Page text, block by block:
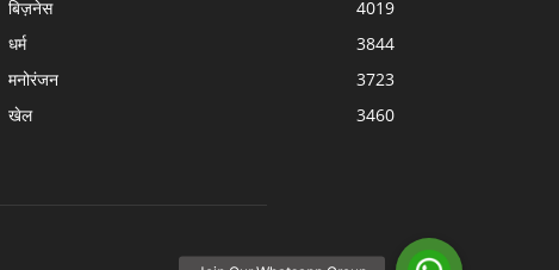
बिज़नेस
4019
धर्म
3844
मनोरंजन
3723
खेल
3460